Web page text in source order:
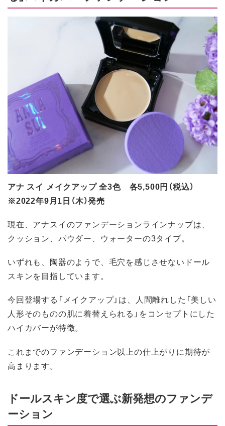
アナ スイ メイクアップ 全3色 各5,500円（税込）
※2022年9月1日（木）発売
現在、アナスイのファンデーションラインナップは、
クッション、パウダー、ウォーターの3タイプ。
いずれも、陶器のようで、毛穴を感じさせないドール
スキンを目指しています。
今回登場する「メイクアップ」は、人間離れした「美しい
人形そのものの肌に着替えられる」をコンセプトにした
ハイカバーが特徴。
これまでのファンデーション以上の仕上がりに期待が
高まります。
ドールスキン度で選ぶ新発想のファンデ
ーション